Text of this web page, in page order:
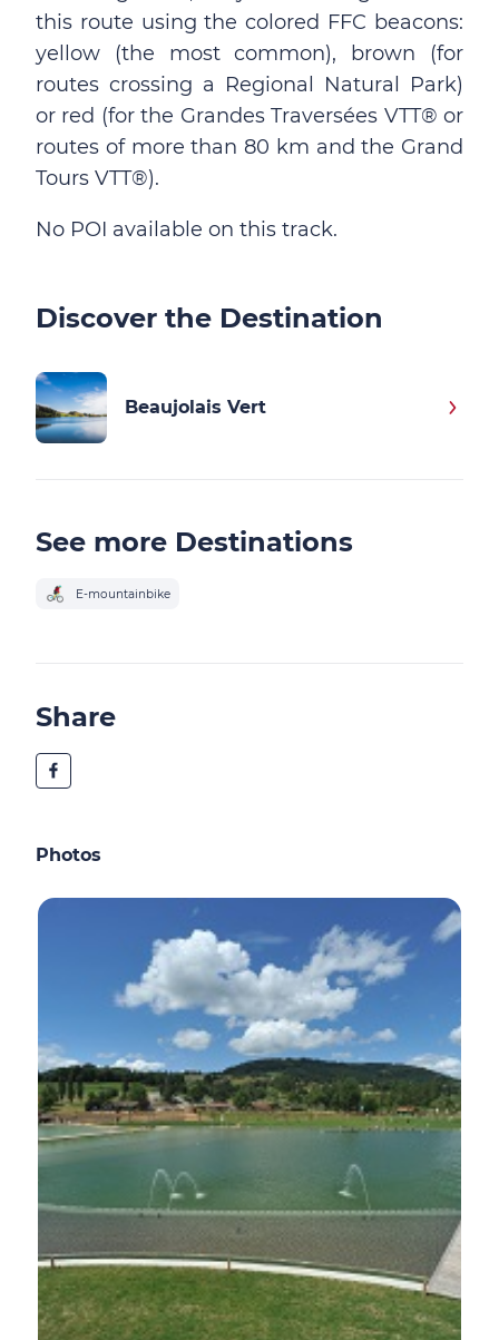
this route using the colored FFC beacons:
yellow (the most common), brown (for
routes crossing a Regional Natural Park)
or red (for the Grandes Traversées VTT® or
routes of more than 80 km and the Grand
Tours VTT®).
No POI available on this track.
Discover the Destination
Beaujolais Vert
See more Destinations
E-mountainbike
Share
Photos